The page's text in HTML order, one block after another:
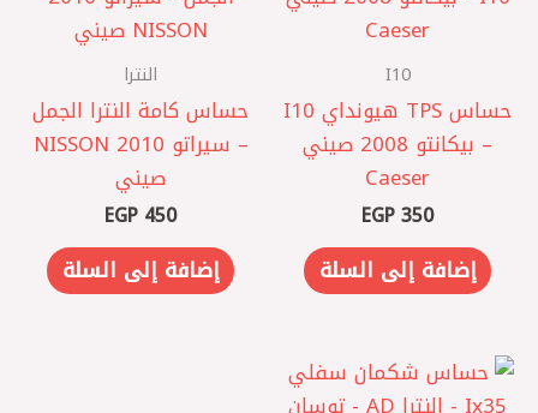
I10
حساس TPS هيونداي I10
– بيكانتو 2008 صيني
Caeser
EGP350
إضافة إلى السلة
النترا
حساس كامة النترا الجمل
– سيراتو 2010 NISSON
صيني
EGP 450
إضافة إلى السلة